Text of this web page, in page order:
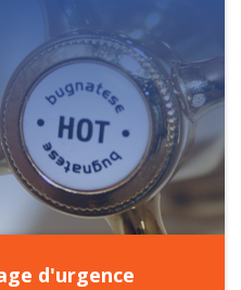
d'urgence